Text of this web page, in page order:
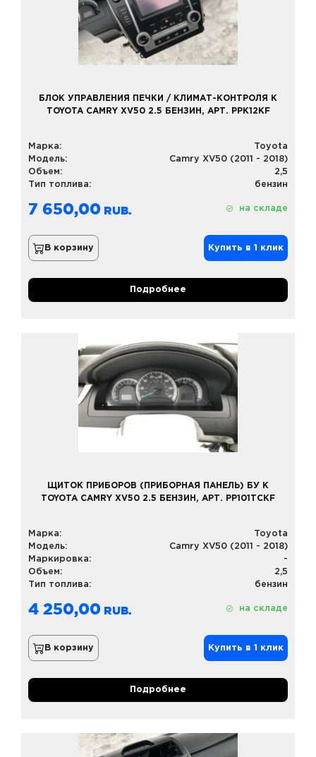
Переключатель отопителя (печки) / климат
БЛОК УПРАВЛЕНИЯ ПЕЧКИ / КЛИМАТ-КОНТРОЛЯ К
TOYOTA CAMRY XV50 2.5 БЕНЗИН, АРТ. PPK12KF
Марка:
Toyota
Модель:
Camry XV50 (2011 - 2018)
Объем:
2,5
Тип топлива:
бензин
7 650,00 на складе
В корзину Купить в 1 клик
Подробнее
ЩИТОК ПРИБОРОВ (ПРИБОРНАЯ ПАНЕЛЬ) БУ К
TOYOTA CAMRY XV50 2.5 БЕНЗИН, АРТ. PP101TCKF
Марка:
Toyota
Модель:
Camry XV50 (2011 - 2018)
Маркировка:
-
Объем:
2,5
Тип топлива:
бензин
4 250,00 на складе
В корзину Купить в 1 клик
Подробнее